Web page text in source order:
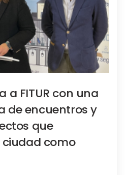
a FITUR con una
de encuentros y
que
como